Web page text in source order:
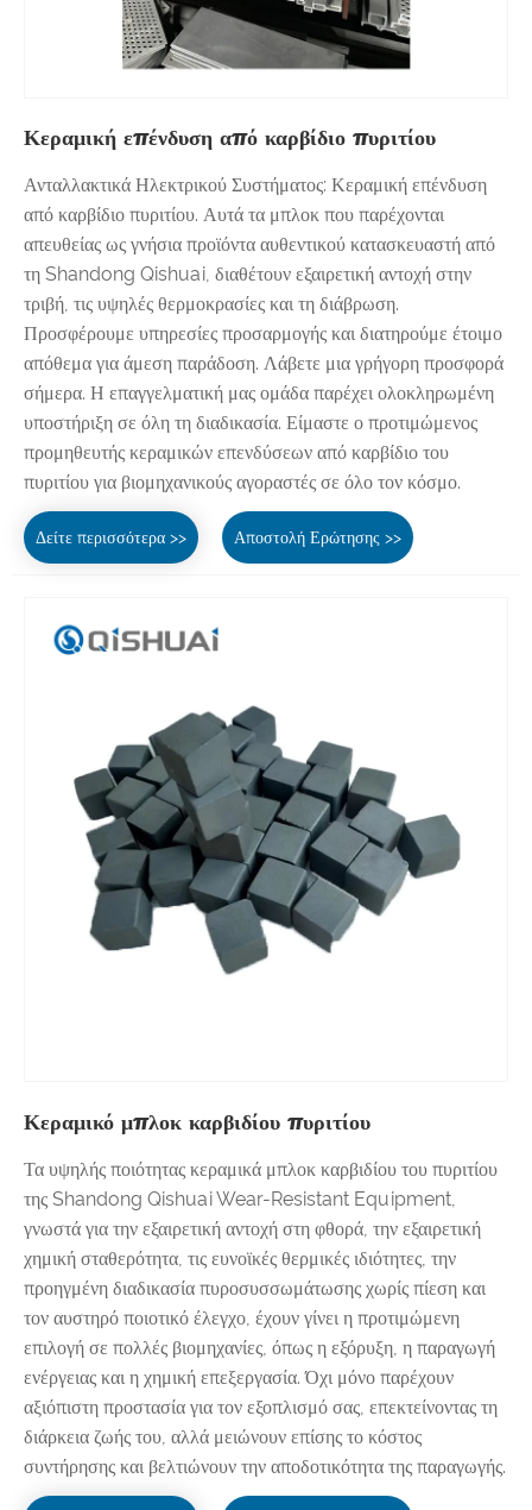
Κεραμική επένδυση από καρβίδιο πυριτίου
Ανταλλακτικά Ηλεκτρικού Συστήματος: Κεραμική επένδυση
από καρβίδιο πυριτίου. Αυτά τα μπλοκ που παρέχονται
απευθείας ως γνήσια προϊόντα αυθεντικού κατασκευαστή από
τη Shandong Qishuai, διαθέτουν εξαιρετική αντοχή στην
τριβή, τις υψηλές θερμοκρασίες και τη διάβρωση.
Προσφέρουμε υπηρεσίες προσαρμογής και διατηρούμε έτοιμο
απόθεμα για άμεση παράδοση. Λάβετε μια γρήγορη προσφορά
σήμερα. Η επαγγελματική μας ομάδα παρέχει ολοκληρωμένη
υποστήριξη σε όλη τη διαδικασία. Είμαστε ο προτιμώμενος
προμηθευτής κεραμικών επενδύσεων από καρβίδιο του
πυριτίου για βιομηχανικούς αγοραστές σε όλο τον κόσμο.
Δείτε περισσότερα >> Αποστολή Ερώτησης >>
Κεραμικό μπλοκ καρβιδίου πυριτίου
Τα υψηλής ποιότητας κεραμικά μπλοκ καρβιδίου του πυριτίου
της Shandong Qishuai Wear-Resistant Equipment,
γνωστά για την εξαιρετική αντοχή στη φθορά, την εξαιρετική
χημική σταθερότητα, τις ευνοϊκές θερμικές ιδιότητες, την
προηγμένη διαδικασία πυροσυσσωμάτωσης χωρίς πίεση και
τον αυστηρό ποιοτικό έλεγχο, έχουν γίνει η προτιμώμενη
επιλογή σε πολλές βιομηχανίες, όπως η εξόρυξη, η παραγωγή
ενέργειας και η χημική επεξεργασία. Όχι μόνο παρέχουν
αξιόπιστη προστασία για τον εξοπλισμό σας, επεκτείνοντας τη
διάρκεια ζωής του, αλλά μειώνουν επίσης το κόστος
συντήρησης και βελτιώνουν την αποδοτικότητα της παραγωγής.